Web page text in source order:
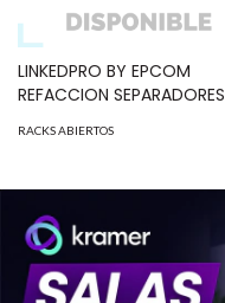
LINKEDPRO BY EPCOM
REFACCION SEPARADORES
EIRL55XXDR.02
RACKS ABIERTOS